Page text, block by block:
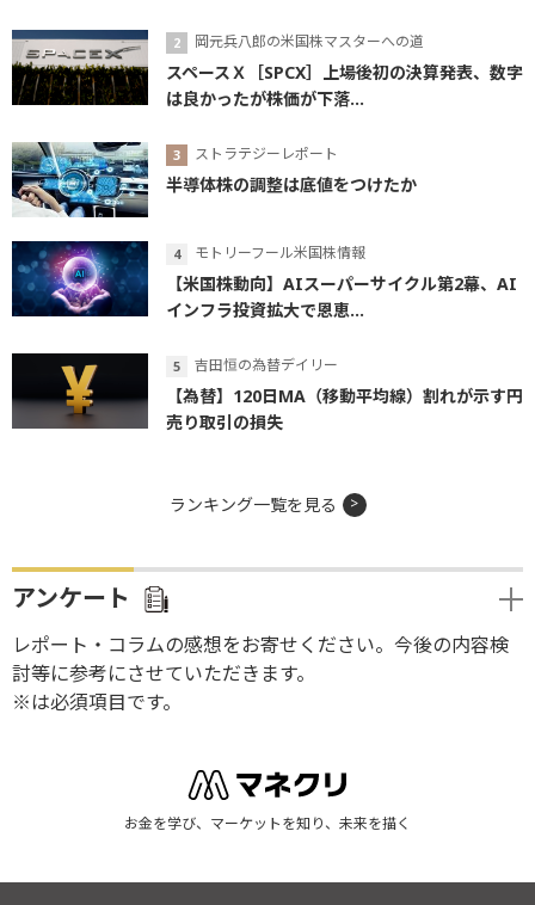
岡元兵八郎の米国株マスターへの道
スペースＸ［SPCX］上場後初の決算発表、数字
は良かったが株価が下落...
ストラテジーレポート
半導体株の調整は底値をつけたか
モトリーフール米国株情報
【米国株動向】AIスーパーサイクル第2幕、AI
インフラ投資拡大で恩恵...
吉田恒の為替デイリー
【為替】120日MA（移動平均線）割れが示す円
売り取引の損失
ランキング一覧を見る
アンケート
レポート・コラムの感想をお寄せください。今後の内容検
討等に参考にさせていただきます。
※は必須項目です。
お金を学び、マーケットを知り、未来を描く